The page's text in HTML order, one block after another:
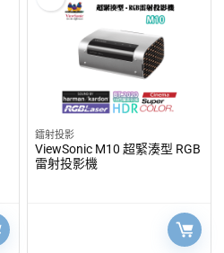
鐳射投影
ViewSonic M10 超緊湊型 RGB
雷射投影機